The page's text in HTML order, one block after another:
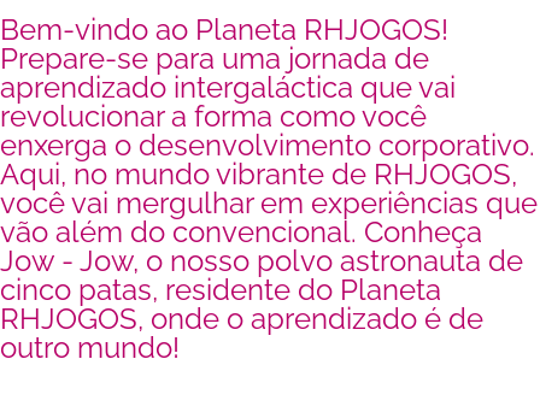
Bem-vindo ao Planeta RHJOGOS!
Prepare-se para uma jornada de
aprendizado intergaláctica que vai
revolucionar a forma como você
enxerga o desenvolvimento corporativo.
Aqui, no mundo vibrante de RHJOGOS,
você vai mergulhar em experiências que
vão além do convencional. Conheça
Jow - Jow, o nosso polvo astronauta de
cinco patas, residente do Planeta
RHJOGOS, onde o aprendizado é de
outro mundo!